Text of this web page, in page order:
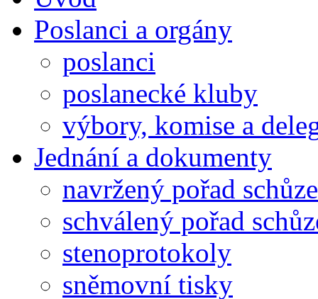
Poslanci a orgány
poslanci
poslanecké kluby
výbory, komise a
Jednání a dokumenty
navržený pořad schůze
schválený pořad
stenoprotokoly
sněmovní tisky